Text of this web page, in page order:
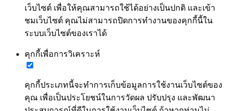
เว็บไซต์ เพื่อให้คุณสามารถใช้ได้อย่างเป็นปกติ และเข้า
ชมเว็บไซต์ คุณไม่สามารถปิดการทำงานของคุกกี้นี้ใน
ระบบเว็บไซต์ของเราได้
คุกกี้เพื่อการวิเคราะห์
คุกกี้ประเภทนี้จะทำการเก็บข้อมูลการใช้งานเว็บไซต์ของ
คุณ เพื่อเป็นประโยชน์ในการวัดผล ปรับปรุง และพัฒนา